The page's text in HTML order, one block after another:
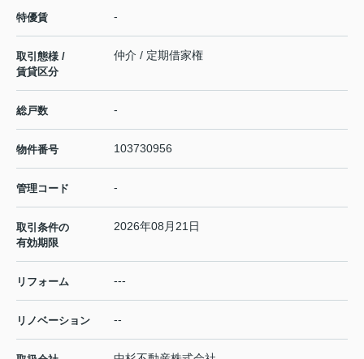
特優賃 -
取引態様 /
賃貸区分
仲介 / 定期借家権
総戸数 -
物件番号 103730956
管理コード -
取引条件の
有効期限
2026年08月21日
リフォーム ---
リノベーション --